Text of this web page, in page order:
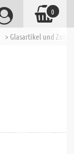
> Glasartikel und
0